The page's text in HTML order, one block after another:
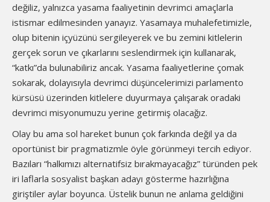
değiliz, yalnızca yasama faaliyetinin devrimci amaçlarla
istismar edilmesinden yanayız. Yasamaya muhalefetimizle,
olup bitenin içyüzünü sergileyerek ve bu zemini kitlelerin
gerçek sorun ve çıkarlarını seslendirmek için kullanarak,
“katkı”da bulunabiliriz ancak. Yasama faaliyetlerine çomak
sokarak, dolayısıyla devrimci düşüncelerimizi parlamento
kürsüsü üzerinden kitlelere duyurmaya çalışarak oradaki
devrimci misyonumuzu yerine getirmiş olacağız.
Olay bu ama sol hareket bunun çok farkında değil ya da
oportünist bir pragmatizmle öyle görünmeyi tercih ediyor.
Bazıları “halkımızı alternatifsiz bırakmayacağız” türünden pek
iri laflarla sosyalist başkan adayı gösterme hazırlığına
giriştiler aylar boyunca. Üstelik bunun ne anlama geldiğini